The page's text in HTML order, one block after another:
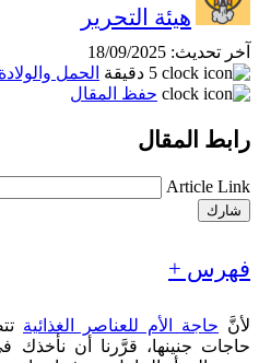
هيئة التحرير
آخر تحديث: 18/09/2025
5 دقيقة
الحمل والولادة
حفظ المقال
رابط المقال
Article Link
شارك
فهرس +
لأنَّ حاجة الأم للعناصر الغذائية
حاجات جنينها، قرَّرنا أن